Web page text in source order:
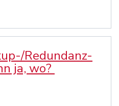
Redundanz-
ja, wo?